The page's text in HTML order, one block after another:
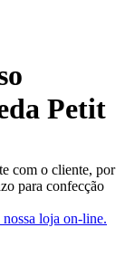
Petit
com o cliente, por
para confecção
loja on-line.